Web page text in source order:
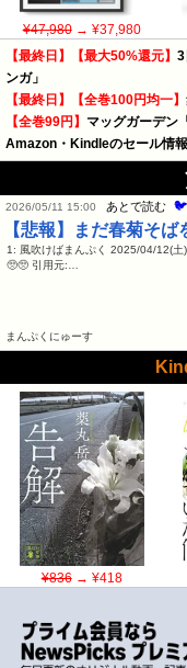
¥47,980→ ¥37,980
【最終日】【最大50%還元】 3
ンガ」
【最終日】【全巻100円均一】
【全巻99円】 マッグガーデン
Amazon・Kindleのセール情
2026/05/11 15:00 あとで読む
【悲報】まだ春菊そば
1: 風吹けばまんぷく 2025/04/12(
🥺🥺 引用元:…
まんぷくにゅーす
¥836→ ¥418